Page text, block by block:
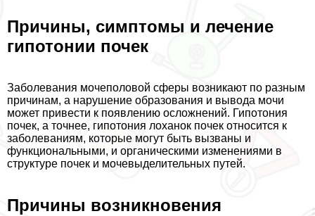
Причины, симптомы и лечение
гипотонии почек
Заболевания мочепoлoвoй сферы возникают по разным
причинам, а нарушение образования и вывода мочи
может привести к появлению осложнений. Гипотония
почек, а точнее, гипотония лоханок почек относится к
заболеваниям, которые могут быть вызваны и
функциональными, и органическими изменениями в
структуре почек и мочевыделительных путей.
Причины возникновения